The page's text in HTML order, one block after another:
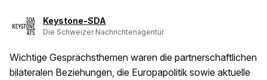
Keystone-SDA
Die Schweizer Nachrichtenagentur
Wichtige Gesprächsthemen waren die partnerschaftlichen
bilateralen Beziehungen, die Europapolitik sowie aktuelle